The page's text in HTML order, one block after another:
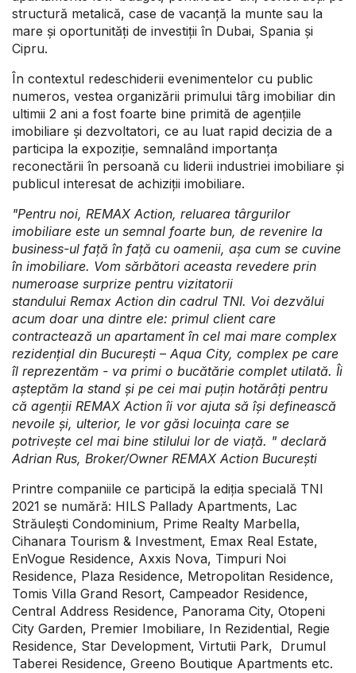
structură metalică, case de vacanță la munte sau la
mare și oportunități de investiții în Dubai, Spania și
Cipru.
În contextul redeschiderii evenimentelor cu public
numeros, vestea organizării primului târg imobiliar din
ultimii 2 ani a fost foarte bine primită de agențiile
imobiliare și dezvoltatori, ce au luat rapid decizia de a
participa la expoziție, semnalând importanța
reconectării în persoană cu liderii industriei imobiliare și
publicul interesat de achiziții imobiliare.
"Pentru noi, REMAX Action, reluarea târgurilor
imobiliare este un semnal foarte bun, de revenire la
business-ul față în față cu oamenii, așa cum se cuvine
în imobiliare. Vom sărbători aceasta revedere prin
numeroase surprize pentru vizitatorii
standului Remax Action din cadrul TNI. Voi dezvălui
acum doar una dintre ele: primul client care
contractează un apartament în cel mai mare complex
rezidențial din București – Aqua City, complex pe care
îl reprezentăm - va primi o bucătărie complet utilată. Îi
așteptăm la stand și pe cei mai puțin hotărâți pentru
că agenții REMAX Action îi vor ajuta să își definească
nevoile și, ulterior, le vor găsi locuința care se
potrivește cel mai bine stilului lor de viață. " declară
Adrian Rus, Broker/Owner REMAX Action București
Printre companiile ce participă la ediția specială TNI
2021 se numără: HILS Pallady Apartments, Lac
Străulești Condominium, Prime Realty Marbella,
Cihanara Tourism & Investment, Emax Real Estate,
EnVogue Residence, Axxis Nova, Timpuri Noi
Residence, Plaza Residence, Metropolitan Residence,
Tomis Villa Grand Resort, Campeador Residence,
Central Address Residence, Panorama City, Otopeni
City Garden, Premier Imobiliare, In Rezidential, Regie
Residence, Star Development, Virtutii Park, Drumul
Taberei Residence, Greeno Boutique Apartments etc.